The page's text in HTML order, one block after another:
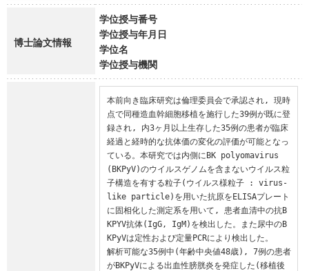
博士論文情報
学位授与番号
学位授与年月日
学位名
学位授与機関
本前向き臨床研究は倫理委員会で承認され, 現時
点で同種造血幹細胞移植を施行した39例が既に登
録され, 内3ヶ月以上生存した35例の患者が臨床
経過と経時的な抗体価の変化の評価が可能となっ
ている。本研究では内側にBK polyomavirus
(BKPyV)のウイルスゲノムを含まないウイルス粒
子構造を有する粒子(ウイルス様粒子 : virus-
like particle)を用いた抗原をELISAプレート
に固相化した測定系を用いて, 患者血清中の抗B
KPYV抗体(IgG, IgM)を検出した。また尿中のB
KPyVは定性および定量PCRにより検出した。
解析可能な35例中(年齢中央値48歳), 7例の患者
がBKPyVによる出血性膀胱炎を発症した(移植後